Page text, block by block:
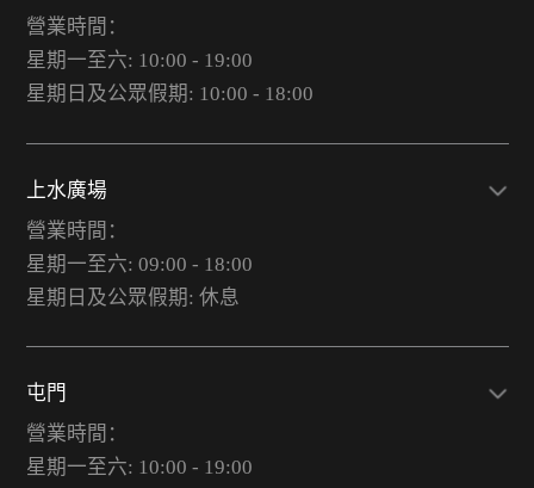
營業時間：
星期一至六: 10:00 - 19:00
星期日及公眾假期: 10:00 - 18:00
上水廣場
營業時間：
星期一至六: 09:00 - 18:00
星期日及公眾假期: 休息
屯門
營業時間：
星期一至六: 10:00 - 19:00